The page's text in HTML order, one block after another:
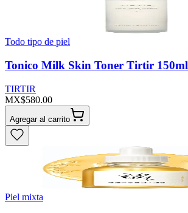
Todo tipo de piel
Tonico Milk Skin Toner Tirtir 150ml
TIRTIR
MX$580.00
Agregar al carrito
Piel mixta